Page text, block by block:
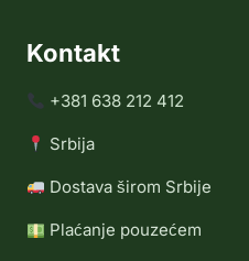
Kontakt
+381 638 212 412
Srbija
Dostava širom Srbije
Plaćanje pouzećem